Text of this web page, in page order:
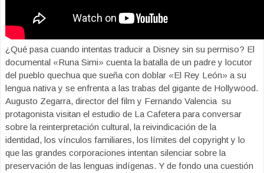
¿Qué pasa cuando intentas traducir a Disney sin su permiso? El
documental «Runa Simi» cuenta la batalla de un padre y locutor
del pueblo quechua que sueña con doblar «El Rey León» a su
lengua nativa y se enfrenta a las trabas del gigante de Hollywood.
Augusto Zegarra, director del film y Fernando Valencia su
protagonista visitan el estudio de La Cafetera para conversar
sobre la reinterpretación cultural, la reivindicación de la
identidad, los vínculos familiares, los límites del copyright y lo
que las grandes corporaciones intentan silenciar sobre la
preservación de las lenguas indígenas. Y de fondo una cuestión